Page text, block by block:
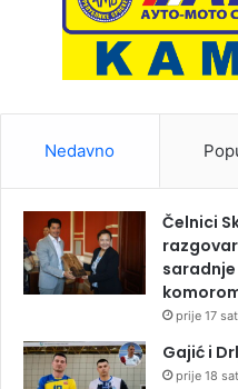
Nedavno
Čelnici
prije 17
Gajić i
prije 18